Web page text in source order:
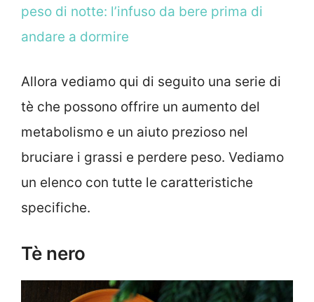
peso di notte: l’infuso da bere prima di
andare a dormire
Allora vediamo qui di seguito una serie di
tè che possono offrire un aumento del
metabolismo e un aiuto prezioso nel
bruciare i grassi e perdere peso. Vediamo
un elenco con tutte le caratteristiche
specifiche.
Tè nero